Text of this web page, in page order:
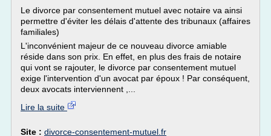
Le divorce par consentement mutuel avec notaire va ainsi
permettre d'éviter les délais d'attente des tribunaux (affaires
familiales)
L'inconvénient majeur de ce nouveau divorce amiable
réside dans son prix. En effet, en plus des frais de notaire
qui vont se rajouter, le divorce par consentement mutuel
exige l'intervention d'un avocat par époux ! Par conséquent,
deux avocats interviennent ,...
Lire la suite
Site : divorce-consentement-mutuel.fr